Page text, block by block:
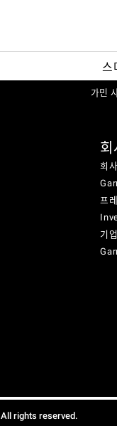
스
가민
회
프
기
rights reserved.